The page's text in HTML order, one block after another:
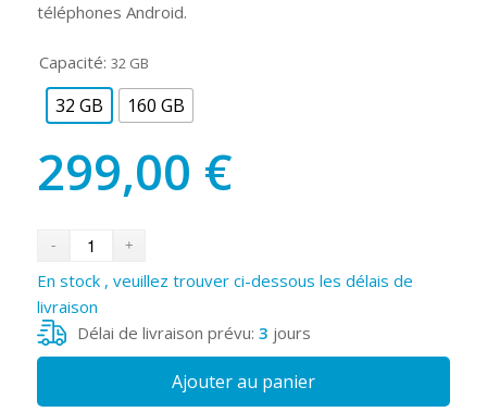
téléphones Android.
Capacité: 32 GB
32 GB 160 GB
299,00 €
En stock , veuillez trouver ci-dessous les délais de
livraison
Délai de livraison prévu: 3 jours
Ajouter au panier